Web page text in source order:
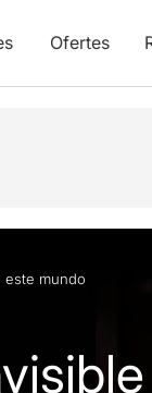
Ofertes
i vídeos
este mundo